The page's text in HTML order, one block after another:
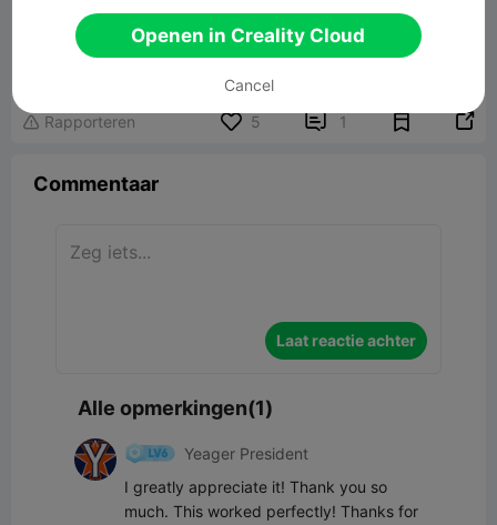
Lionel Richie
8.99MB Gerelateerd 3D -model
 Rapporteren 5  1 
Commentaar
Laat reactie achter
Alle opmerkingen(1)
Yeager President
I greatly appreciate it! Thank you so
much. This worked perfectly! Thanks for
Openen in Creality Cloud
Cancel